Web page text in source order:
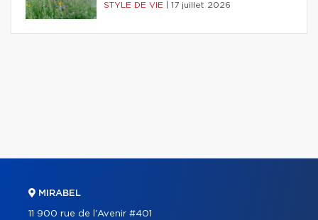
STYLE DE VIE 17 juillet 2026
MIRABEL
11 900 rue de l'Avenir #401